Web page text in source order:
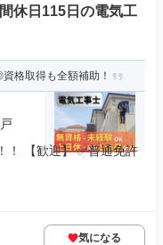
休日115日の電気工
格取得も全額補助！
！ 【歓迎】 ✅普通免許
気になる